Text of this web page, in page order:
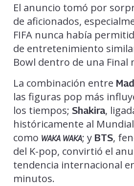
El anuncio tomó por
de aficionados,
FIFA nunca había
de entretenimiento
Bowl dentro de una Final
La combinación entre
las figuras pop más
los tiempos; Shakira,
históricamente al
como WAKA WAKA; y BTS,
del K-pop, convirtió el
tendencia internacional
minutos.